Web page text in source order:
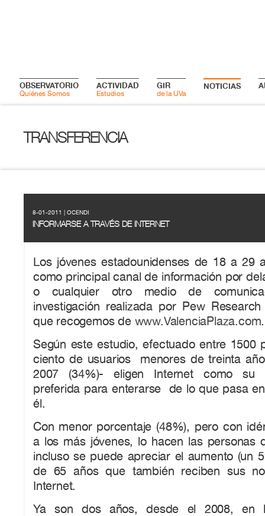
OBSERVATORIO
Quiénes Somos
ACTIVIDAD
Estudios
GIR
de la UVa
NOTICIAS
TRANSFERENCIA
8-01-2011 | OCENDI
INFORMARSE A TRAVÉS DE INTERNET
Los jóvenes estadounidenses de 18 a 29
como principal canal de información por
o cualquier otro medio de
investigación realizada por Pew
que recogemos de www.ValenciaPlaza.com.
Según este estudio, efectuado entre 1500
ciento de usuarios menores de treinta
2007 (34%)- eligen Internet como su
preferida para enterarse de lo que pasa
él.
Con menor porcentaje (48%), pero con
a los más jóvenes, lo hacen las personas
incluso se puede apreciar el aumento (un
de 65 años que también reciben sus
Internet.
Ya son dos años, desde el 2008, en